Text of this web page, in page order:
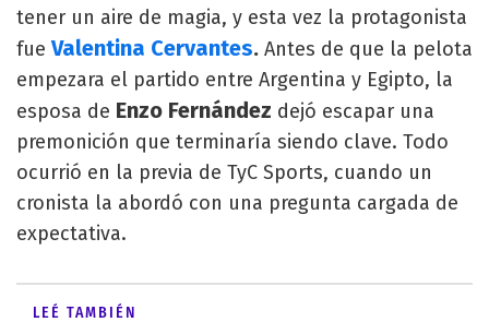
tener un aire de magia, y esta vez la protagonista
fueValentina Cervantes. Antes de que la pelota
empezara el partido entre Argentina y Egipto, la
esposa de Enzo Fernández dejó escapar una
premonición que terminaría siendo clave. Todo
ocurrió en la previa de TyC Sports, cuando un
cronista la abordó con una pregunta cargada de
expectativa.
LEÉ TAMBIÉN